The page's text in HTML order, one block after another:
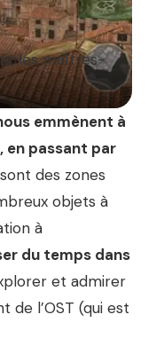
emmènent à
en passant par
des zones
objets à
à
du temps dans
et admirer
de l’OST (qui est